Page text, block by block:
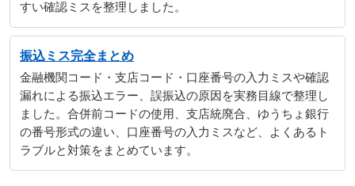
すい確認ミスを整理しました。
振込ミス完全まとめ
金融機関コード・支店コード・口座番号の入力ミスや確認
漏れによる振込エラー、誤振込の原因を実務目線で整理し
ました。合併前コードの使用、支店統廃合、ゆうちょ銀行
の番号形式の違い、口座番号の入力ミスなど、よくあるト
ラブルと対策をまとめています。